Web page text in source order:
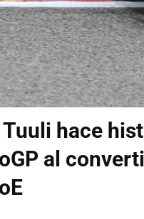
hace
al